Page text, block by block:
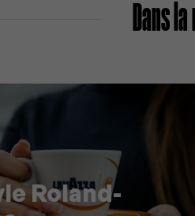
Dans
Roland-